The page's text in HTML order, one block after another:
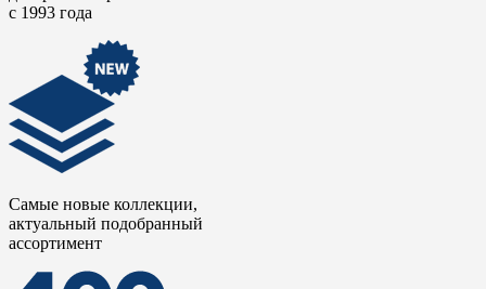
с 1993 года
Самые новые коллекции,
актуальный подобранный
ассортимент